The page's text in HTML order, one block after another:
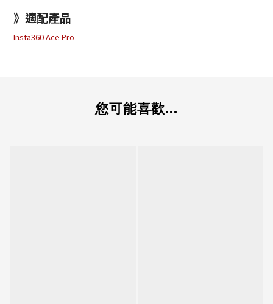
》適配產品
Insta360 Ace Pro
您可能喜歡...